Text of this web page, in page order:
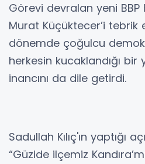
Görevi devralan yeni BBP
Murat Küçüktecer’i tebrik
dönemde çoğulcu
herkesin kucaklandığı
inancını da dile getirdi.
Sadullah Kılıç'ın yaptığı
“Güzide ilçemiz